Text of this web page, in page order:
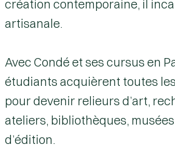
création contemporaine, il
artisanale.
Avec Condé et ses cursus en
étudiants acquièrent toutes
pour devenir relieurs d’art,
ateliers, bibliothèques,
d’édition.